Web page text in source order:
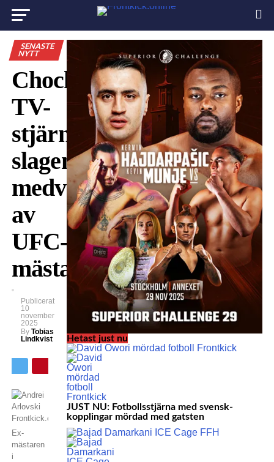
SENASTE
NYTT
Chockscener:
TV-
stjärnan
slagen
medvetslös
av
UFC-
mästaren
Publicerat
10
november
2025
By Tobias
Lindkvist
Ex-
mästaren
i
Hetast just nu
JUST NU: Fotbollsstjärna med svensk-
kopplingar mördad med gatsten